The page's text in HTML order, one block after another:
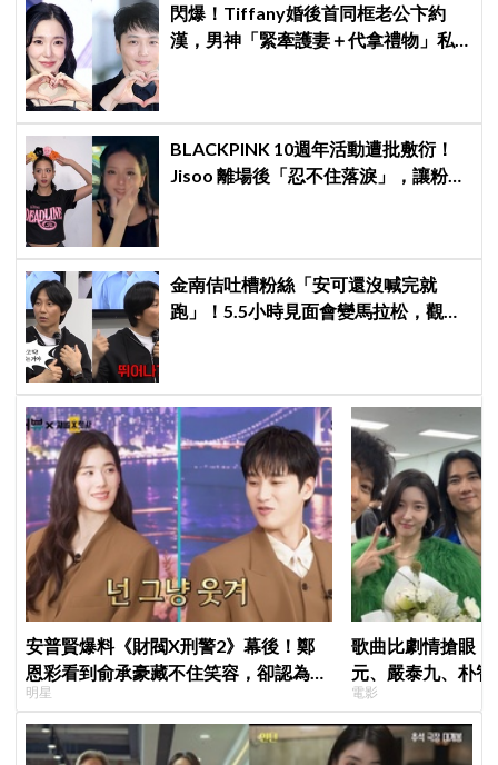
閃爆！Tiffany婚後首同框老公卞約
漢，男神「緊牽護妻＋代拿禮物」私
BLACKPINK 10週年活動遭批敷衍！
Jisoo 離場後「忍不住落淚」，讓粉絲
金南佶吐槽粉絲「安可還沒喊完就
跑」！5.5小時見面會變馬拉松，觀眾
安普賢爆料《財閥X刑警2》幕後！鄭
恩彩看到俞承豪藏不住笑容，卻認為安
普賢只是「搞笑男」
明星
歌曲比劇情搶眼
元、嚴泰九、朴
曲《Love Is》超
電影